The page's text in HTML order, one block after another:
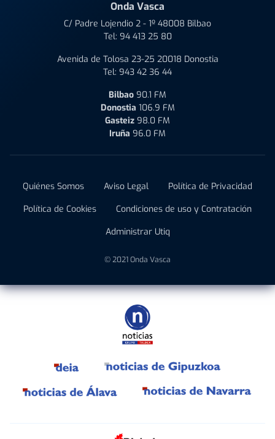
Onda Vasca
C/ Padre Lojendio 2 - 1º 48008 Bilbao
Tel: 94 413 25 80
Avenida de Tolosa 23-25 20018 Donostia
Tel: 943 42 36 44
Bilbao 90.1 FM
Donostia 106.9 FM
Gasteiz 98.0 FM
Iruña 96.0 FM
Quiénes Somos Aviso Legal
Política de Privacidad
Política de Cookies
Condiciones de uso y Contratación
Administrar Utiq
© 2021 Onda Vasca